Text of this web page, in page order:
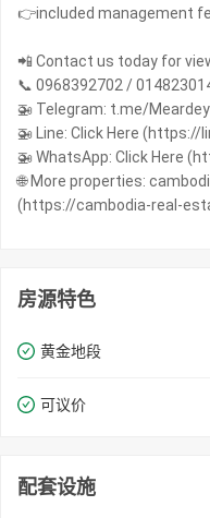
👉included management
📲 Contact us today for
📞 0968392702 /
🚁 Telegram: t.me/
🚁 Line: Click Here
🚁 WhatsApp: Click Here
🌐 More properties:
(https://cambodia-real-
房源特色
黄金地段
可议价
配套设施